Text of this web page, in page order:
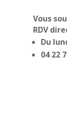
Vous
RDV
Du
04 22